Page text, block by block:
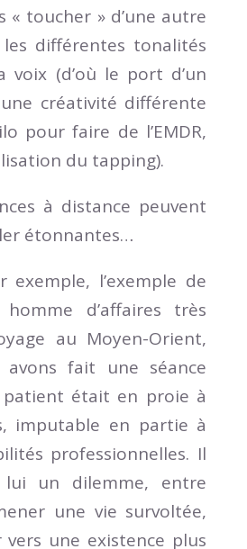
« toucher » d’une autre
les différentes tonalités
voix (d’où le port d’un
une créativité différente
pour faire de l’EMDR,
du tapping).
à distance peuvent
étonnantes…
exemple, l’exemple de
d’affaires très
au Moyen-Orient,
avons fait une séance
patient était en proie à
imputable en partie à
professionnelles. Il
lui un dilemme, entre
une vie survoltée,
une existence plus